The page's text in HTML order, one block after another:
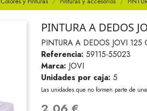
PINTURA A DEDOS
PINTURA A DEDOS JOVI 125
Referencia: 59115-55023
Marca: JOVI
Unidades por caja: 5
Las unidades que no formen parte de